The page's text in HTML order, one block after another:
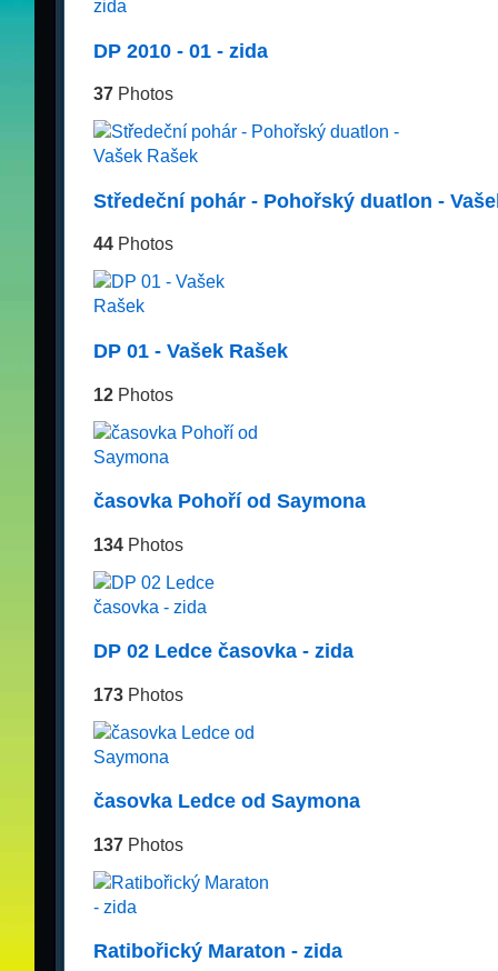
DP 2010 - 01 - zida
37Photos
Středeční pohár - Pohořský duatlon -
44Photos
DP 01 - Vašek Rašek
12Photos
časovka Pohoří od Saymona
134Photos
DP 02 Ledce časovka - zida
173Photos
časovka Ledce od Saymona
137Photos
Ratibořický Maraton - zida